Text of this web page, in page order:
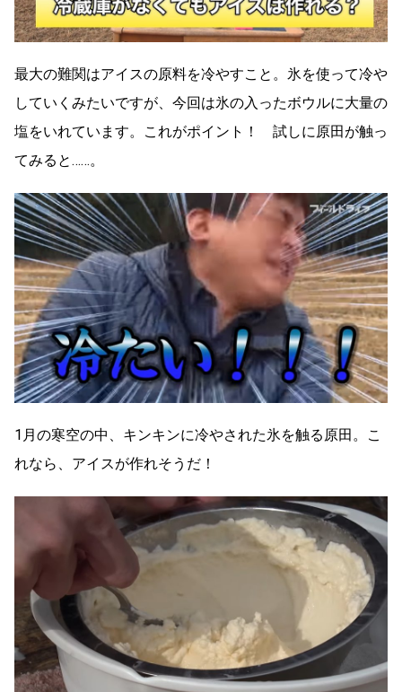
最大の難関はアイスの原料を冷やすこと。氷を使って冷や
していくみたいですが、今回は氷の入ったボウルに大量の
塩をいれています。これがポイント！ 試しに原田が触っ
てみると……。
1月の寒空の中、キンキンに冷やされた氷を触る原田。こ
れなら、アイスが作れそうだ！